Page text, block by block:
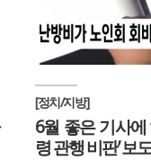
[정치/지방]
6월 좋은 기사에
령 관행 비판’ 보